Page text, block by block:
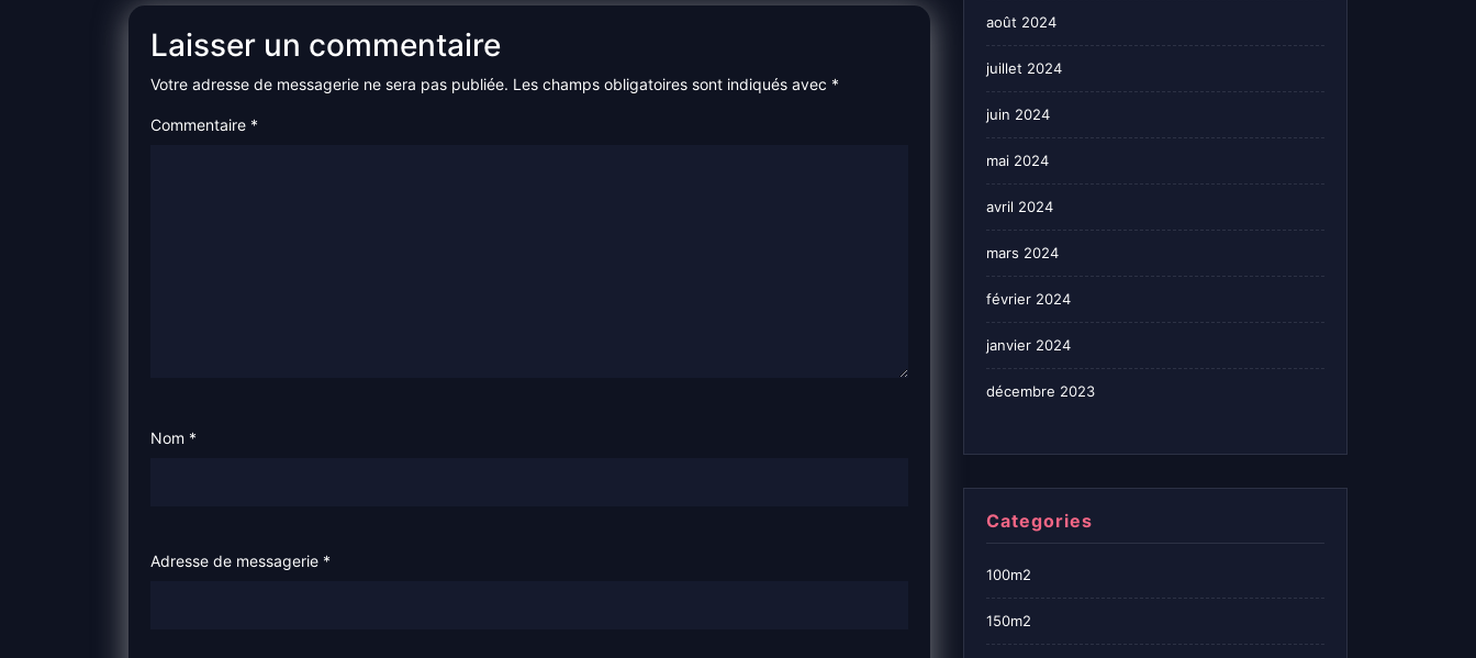
Laisser un commentaire
Votre adresse de messagerie ne sera pas publiée. Les champs obligatoires sont indiqués avec *
Commentaire *
Nom *
Adresse de messagerie *
août 2024
juillet 2024
juin 2024
mai 2024
avril 2024
mars 2024
février 2024
janvier 2024
décembre 2023
Categories
100m2
150m2